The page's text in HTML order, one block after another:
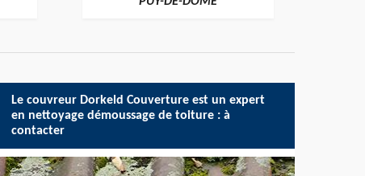
Le couvreur Dorkeld Couverture est un expert
en nettoyage démoussage de toiture : à
contacter